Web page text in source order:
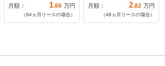
月額： 1.66 万円
（84ヵ月リースの場合）
月額： 2.82 万円
（48 ヵ月リースの場合）